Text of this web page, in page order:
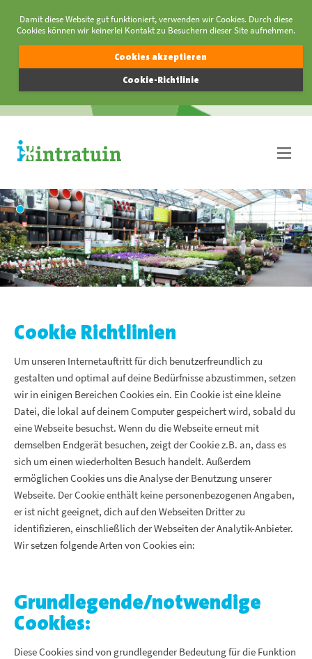
Damit diese Website gut funktioniert, verwenden wir Cookies. Durch diese
Cookies können wir keinerlei Kontakt zu Besuchern dieser Site aufnehmen.
Cookies akzeptieren
Cookie-Richtlinie
Cookie Richtlinien
Um unseren Internetauftritt für dich benutzerfreundlich zu
gestalten und optimal auf deine Bedürfnisse abzustimmen, setzen
wir in einigen Bereichen Cookies ein. Ein Cookie ist eine kleine
Datei, die lokal auf deinem Computer gespeichert wird, sobald du
eine Webseite besuchst. Wenn du die Webseite erneut mit
demselben Endgerät besuchen, zeigt der Cookie z.B. an, dass es
sich um einen wiederholten Besuch handelt. Außerdem
ermöglichen Cookies uns die Analyse der Benutzung unserer
Webseite. Der Cookie enthält keine personenbezogenen Angaben,
er ist nicht geeignet, dich auf den Webseiten Dritter zu
identifizieren, einschließlich der Webseiten der Analytik-Anbieter.
Wir setzen folgende Arten von Cookies ein:
Grundlegende/notwendige
Cookies:
Diese Cookies sind von grundlegender Bedeutung für die Funktion